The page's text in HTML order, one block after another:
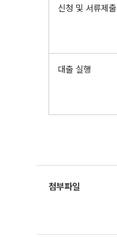
신청 및 서류제출
대출 실행